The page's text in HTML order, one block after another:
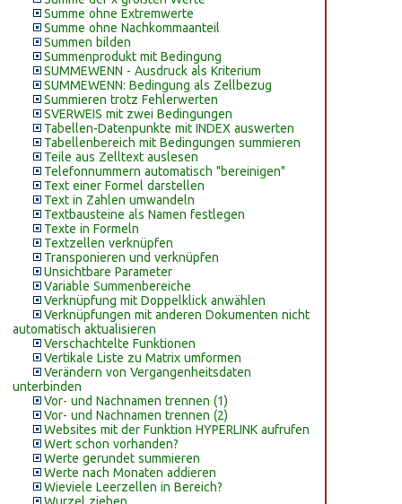
Summe ohne Extremwerte
Summe ohne Nachkommaanteil
Summen bilden
Summenprodukt mit Bedingung
SUMMEWENN - Ausdruck als Kriterium
SUMMEWENN: Bedingung als Zellbezug
Summieren trotz Fehlerwerten
SVERWEIS mit zwei Bedingungen
Tabellen-Datenpunkte mit INDEX auswerten
Tabellenbereich mit Bedingungen summieren
Teile aus Zelltext auslesen
Telefonnummern automatisch "bereinigen"
Text einer Formel darstellen
Text in Zahlen umwandeln
Textbausteine als Namen festlegen
Texte in Formeln
Textzellen verknüpfen
Transponieren und verknüpfen
Unsichtbare Parameter
Variable Summenbereiche
Verknüpfung mit Doppelklick anwählen
Verknüpfungen mit anderen Dokumenten nicht
automatisch aktualisieren
Verschachtelte Funktionen
Vertikale Liste zu Matrix umformen
Verändern von Vergangenheitsdaten
unterbinden
Vor- und Nachnamen trennen (1)
Vor- und Nachnamen trennen (2)
Websites mit der Funktion HYPERLINK aufrufen
Wert schon vorhanden?
Werte gerundet summieren
Werte nach Monaten addieren
Wieviele Leerzellen in Bereich?